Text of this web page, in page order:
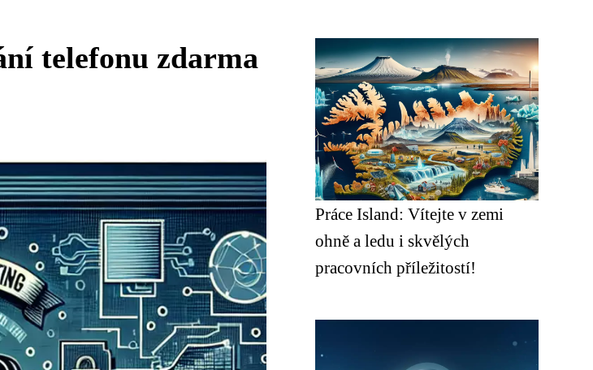
telefonu zdarma
Práce Island: Vítejte v zemi
ohně a ledu i skvělých
pracovních příležitostí!